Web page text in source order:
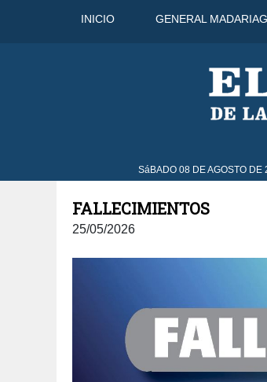
INICIO GENERAL
SáBADO 08 DE AGOSTO DE
10 Ago 30°C
FALLECIMIENTOS
25/05/2026